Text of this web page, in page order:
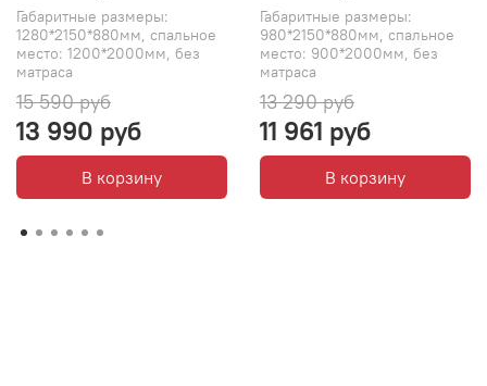
Габаритные размеры:
1280*2150*880мм, спальное
место: 1200*2000мм, без
матраса
15 590 руб
13 990 руб
В корзину
Габаритные размеры:
980*2150*880мм, спальное
место: 900*2000мм, без
матраса
13 290 руб
11 961 руб
В корзину